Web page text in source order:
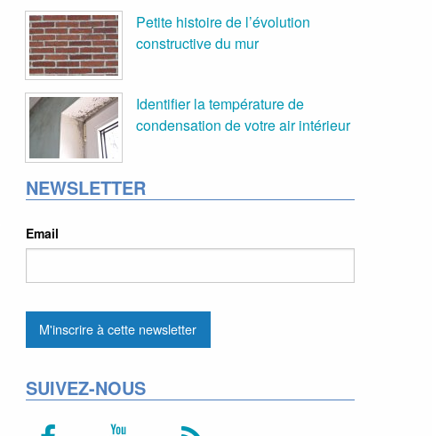
Petite histoire de l’évolution
constructive du mur
Identifier la température de
condensation de votre air intérieur
NEWSLETTER
Email
SUIVEZ-NOUS